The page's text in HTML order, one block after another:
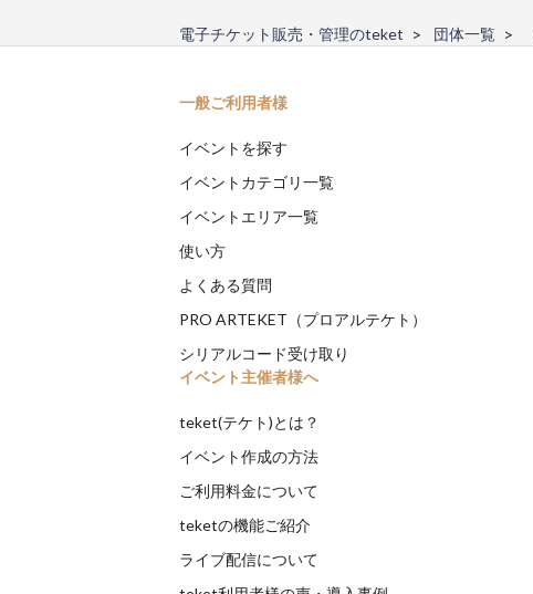
電子チケット販売・管理のteket 団体一覧
一般ご利用者様
イベントを探す
イベントカテゴリ一覧
イベントエリア一覧
使い方
よくある質問
PRO ARTEKET（プロアルテケト）
シリアルコード受け取り
イベント主催者様へ
teket(テケト)とは？
イベント作成の方法
ご利用料金について
teketの機能ご紹介
ライブ配信について